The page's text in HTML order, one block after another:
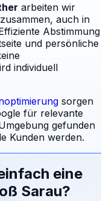
arbeiten wir
auch in
Abstimmung
und persönliche
individuell
sorgen
für relevante
gefunden
Kunden werden.
eine
Sarau?